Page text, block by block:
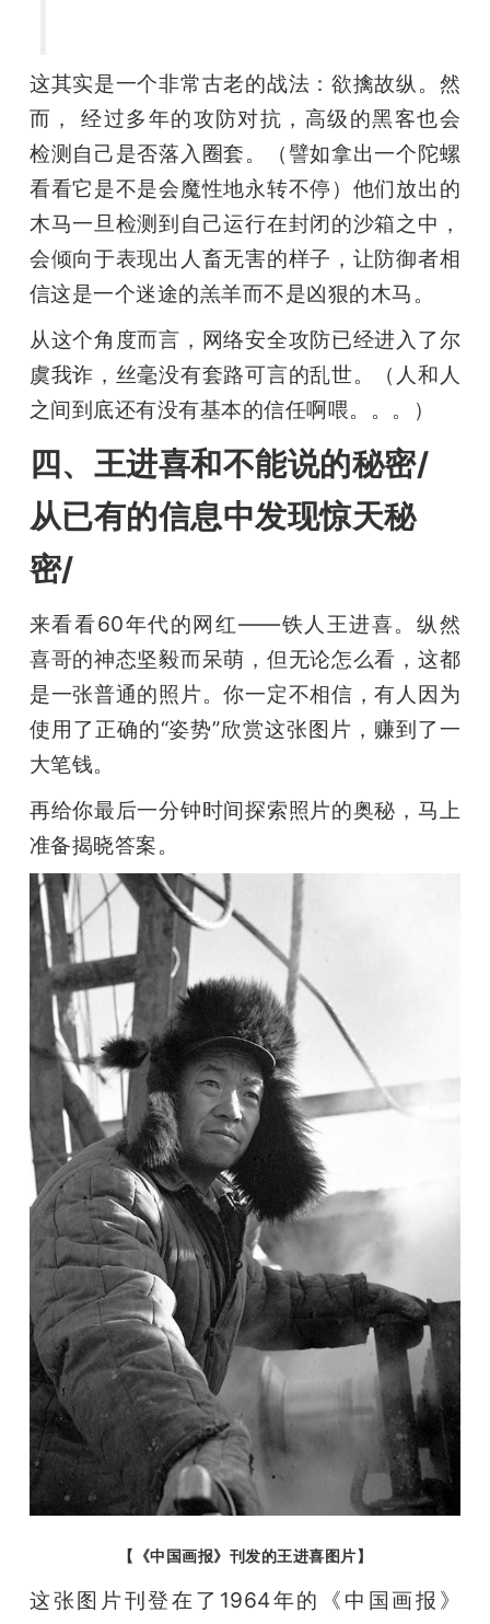
这其实是一个非常古老的战法：欲擒故纵。然
而， 经过多年的攻防对抗，高级的黑客也会
检测自己是否落入圈套。（譬如拿出一个陀螺
看看它是不是会魔性地永转不停）他们放出的
木马一旦检测到自己运行在封闭的沙箱之中，
会倾向于表现出人畜无害的样子，让防御者相
信这是一个迷途的羔羊而不是凶狠的木马。
从这个角度而言，网络安全攻防已经进入了尔
虞我诈，丝毫没有套路可言的乱世。（人和人
之间到底还有没有基本的信任啊喂。。。）
四、王进喜和不能说的秘密/
从已有的信息中发现惊天秘
密/
来看看60年代的网红——铁人王进喜。纵然
喜哥的神态坚毅而呆萌，但无论怎么看，这都
是一张普通的照片。你一定不相信，有人因为
使用了正确的“姿势”欣赏这张图片，赚到了一
大笔钱。
再给你最后一分钟时间探索照片的奥秘，马上
准备揭晓答案。
【《中国画报》刊发的王进喜图片】
这张图片刊登在了1964年的《中国画报》